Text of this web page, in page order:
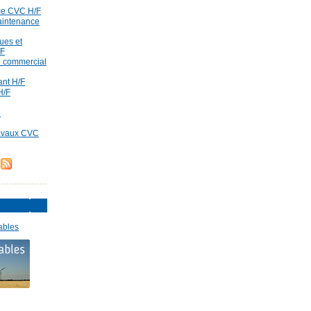
CVC H/F
et
H/F
F
CVC